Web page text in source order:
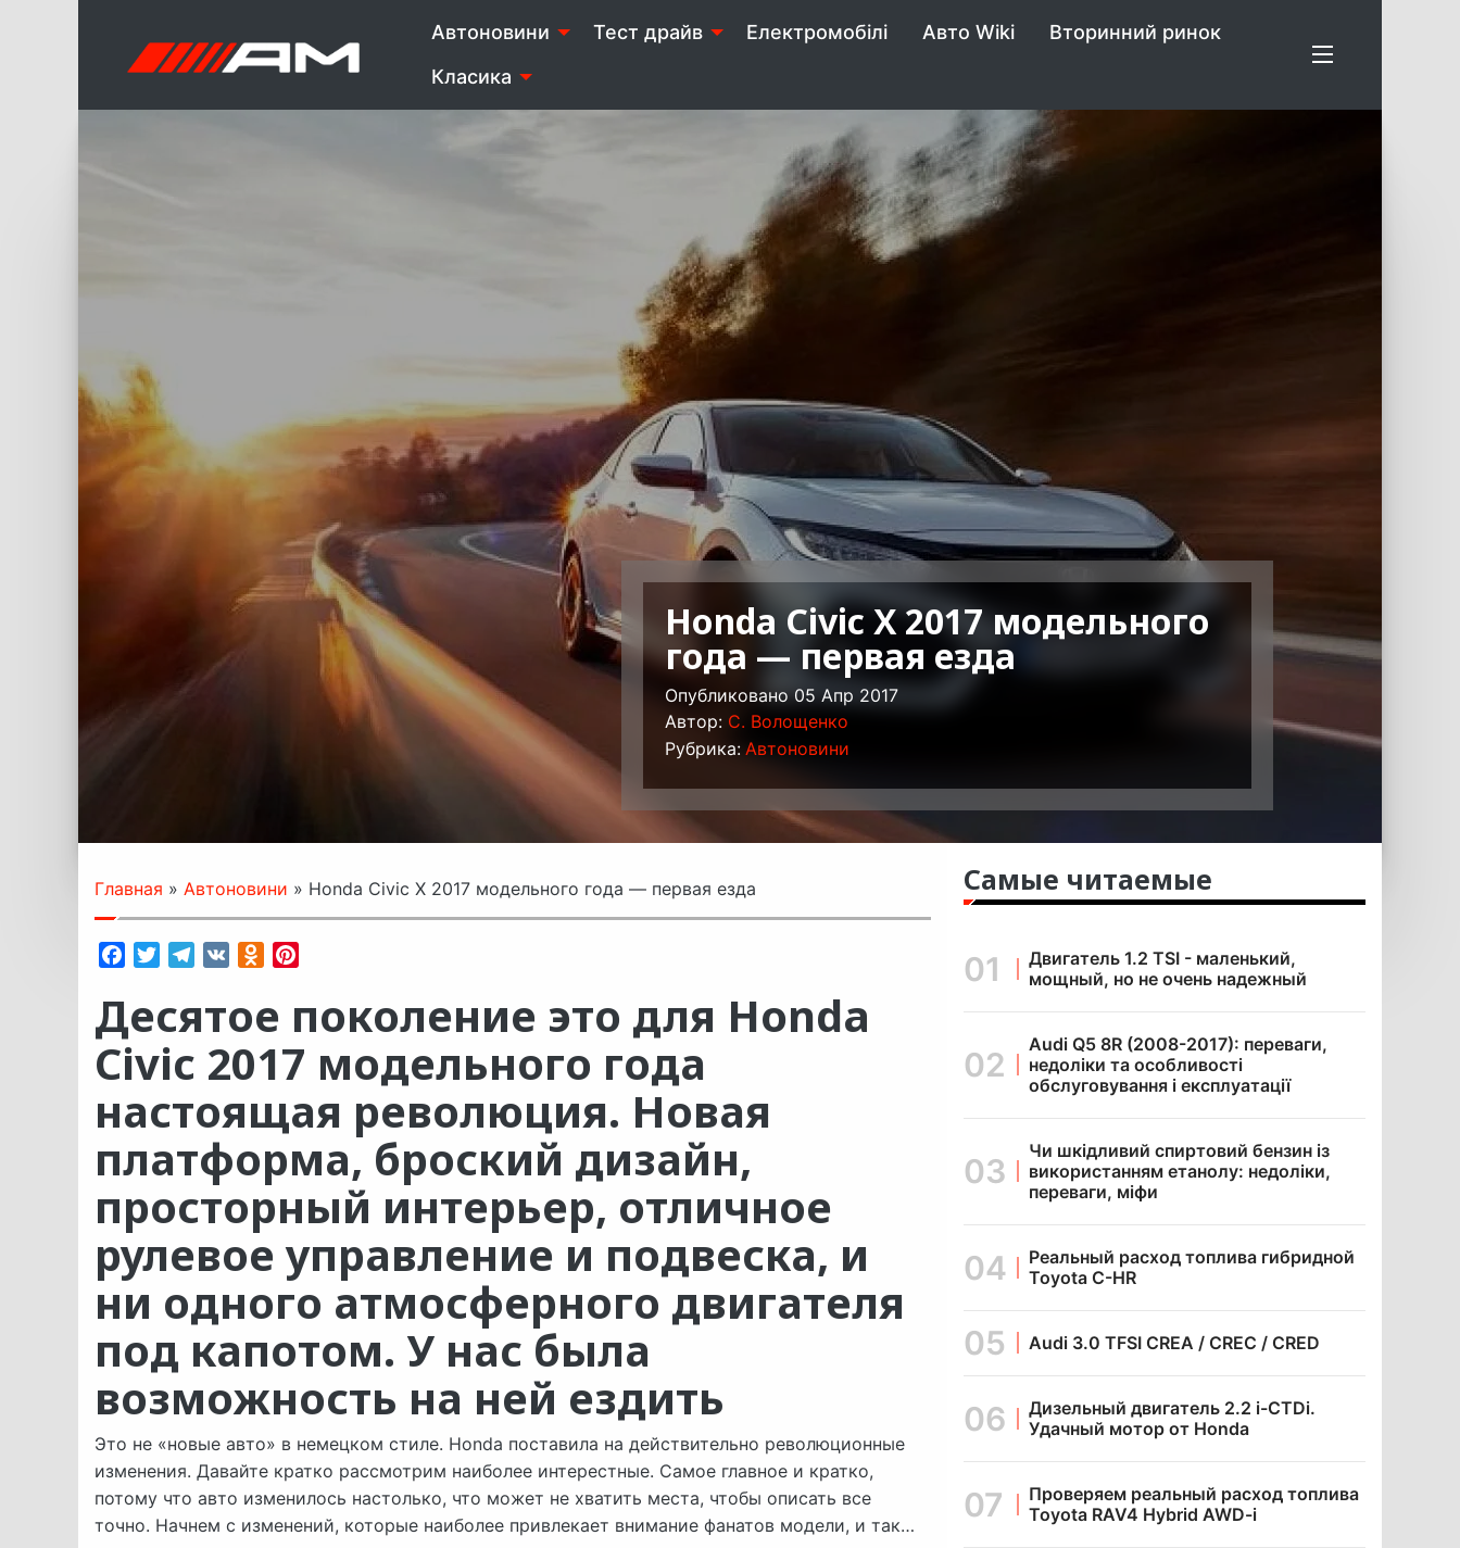
Автоновини Тест драйв Електромобілі Авто Wiki
Вторинний ринок
Класика
Honda Civic Х 2017 модельного
года — первая езда
Опубликовано 05 Апр 2017
Автор: C. Волощенко
Рубрика: Автоновини
Главная » Автоновини » Honda Civic Х 2017 модельного года — первая езда
FacebookTwitterTelegram
VK Odnoklassniki
Десятое поколение это для Honda
Civic 2017 модельного года
настоящая революция. Новая
платформа, броский дизайн,
просторный интерьер, отличное
рулевое управление и подвеска, и
ни одного атмосферного двигателя
под капотом. У нас была
возможность на ней ездить
Это не «новые авто» в немецком стиле. Honda поставила на действительно революционные
изменения. Давайте кратко рассмотрим наиболее интерестные. Самое главное и кратко,
потому что авто изменилось настолько, что может не хватить места, чтобы описать все
точно. Начнем с изменений, которые наиболее привлекает внимание фанатов модели, и так…
Самые читаемые
Двигатель 1.2 TSI - маленький,
мощный, но не очень надежный
Audi Q5 8R (2008-2017): переваги,
недоліки та особливості
обслуговування і експлуатації
Чи шкідливий спиртовий бензин із
використанням етанолу: недоліки,
переваги, міфи
Реальный расход топлива гибридной
Toyota C-HR
Audi 3.0 TFSI CREA / CREC / CRED
Дизельный двигатель 2.2 i-CTDi.
Удачный мотор от Honda
Проверяем реальный расход топлива
Toyota RAV4 Hybrid AWD-i